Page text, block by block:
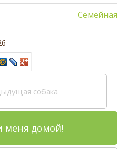
Семейная
собака
меня домой!